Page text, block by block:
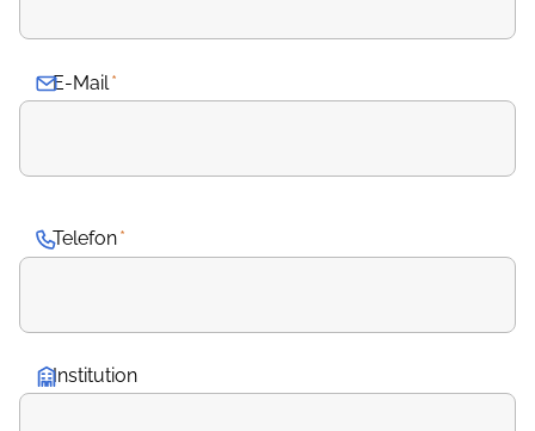
E-Mail *
Telefon*
Institution